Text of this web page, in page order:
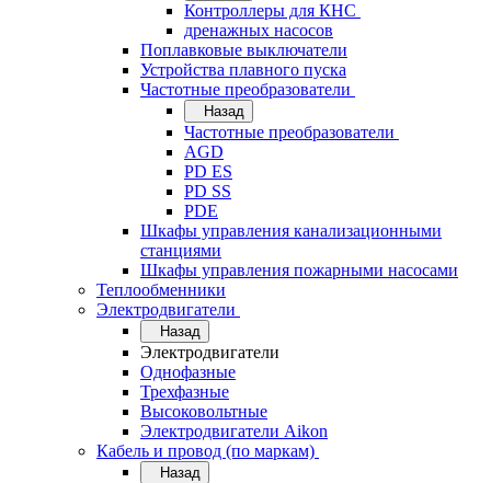
Контроллеры для КНС
дренажных насосов
Поплавковые выключатели
Устройства плавного пуска
Частотные преобразователи
Назад
Частотные преобразователи
AGD
PD ES
PD SS
PDE
Шкафы управления канализационными
станциями
Шкафы управления пожарными насосами
Теплообменники
Электродвигатели
Назад
Электродвигатели
Однофазные
Трехфазные
Высоковольтные
Электродвигатели Aikon
Кабель и провод (по маркам)
Назад